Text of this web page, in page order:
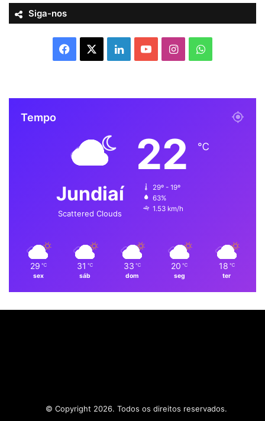
Siga-nos
c
o
o
k
L
n
i
u
u
b
e
I
s
a
g
r
a
W
a
s
Tempo
Jundiaí
Scattered Clouds
22 ℃
29º - 19º
63%
1.53 km/h
29 ℃
sex
31 ℃
sáb
33 ℃
dom
20 ℃
seg
18 ℃
ter
© Copyright 2026. Todos os direitos reservados.